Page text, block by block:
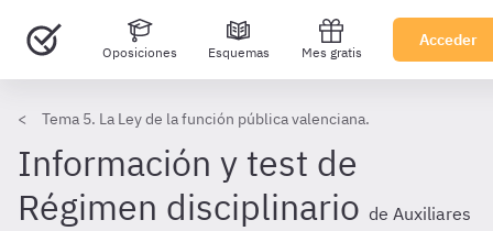
Oposiciones Esquemas Mes gratis
Acceder
Tema 5. La Ley de la función pública valenciana.
Información y test de
Régimen disciplinario de Auxiliares